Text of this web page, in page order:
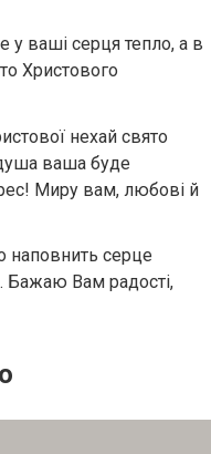
у ваші серця тепло, а в
Христового
нехай свято
ваша буде
Миру вам, любові й
наповнить серце
Бажаю Вам радості,